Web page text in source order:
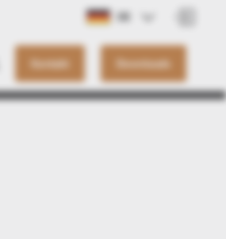
Kontakt Downloads
DE